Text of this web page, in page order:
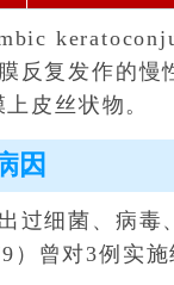
反复发作的
皮丝状物。
因
细菌、病毒
）曾对3例实